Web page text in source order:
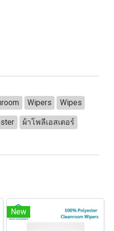
Wipers Wipes
ผ้าโพลีเอสเตอร์
New